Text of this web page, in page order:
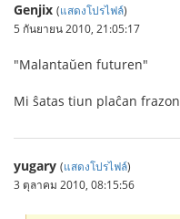
Genjix (แสดงโปรไฟล์)
5 กันยายน 2010, 21:05:17
"Malantaŭen futuren"
Mi ŝatas tiun plaĉan frazon
yugary (แสดงโปรไฟล์)
3 ตุลาคม 2010, 08:15:56